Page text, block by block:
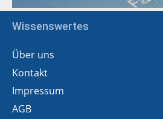
Wissenswertes
Über uns
Kontakt
Impressum
AGB